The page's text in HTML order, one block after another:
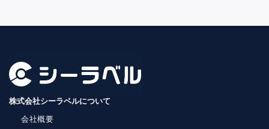
株式会社シーラベルについて
会社概要